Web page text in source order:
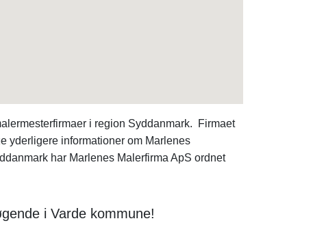
i region Syddanmark. Firmaet
yderligere informationer om Marlenes
har Marlenes Malerfirma ApS ordnet
i Varde kommune!